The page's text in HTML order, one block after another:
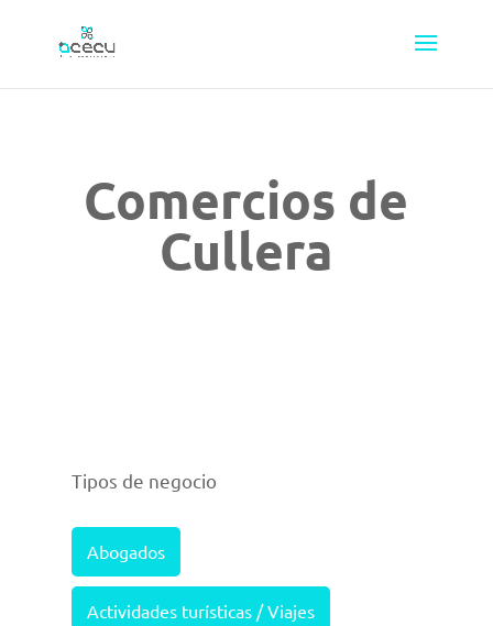
Comercios de
Cullera
Tipos de negocio
Abogados
Actividades turísticas / Viajes